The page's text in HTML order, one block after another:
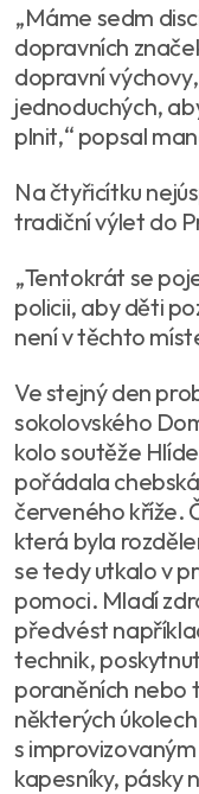
„Máme sedm
dopravních
dopravní
jednoduchých,
plnit,“ popsal
Na čtyřicítku
tradiční výlet do
„Tentokrát se
policii, aby děti
není v těchto
Ve stejný den
sokolovského
kolo soutěže
pořádala
červeného kříže.
která byla
se tedy utkalo v
pomoci. Mladí
předvést
technik,
poraněních nebo
některých
s
kapesníky, pásky